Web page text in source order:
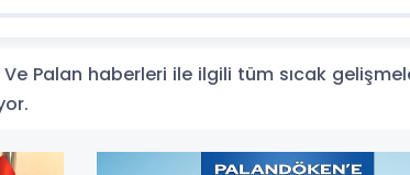
Palan haberleri ile ilgili tüm sıcak